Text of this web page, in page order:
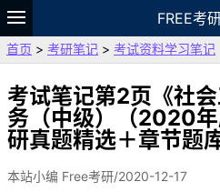
FREE考
题库
故事 专题 APP
VIP
资料
首页 > 考研笔记 > 考试资料学习笔记
考试笔记第2页《社
务（中级）（2020
研真题精选＋章节题
本站小编 Free考研/2020-12-17